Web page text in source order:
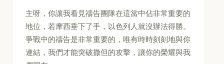
主呀，你讓我看見禱告團隊在這當中佔非常重要的
地位，若摩西垂下了手，以色列人就沒辦法得勝。
爭戰中的禱告是非常重要的，唯有時時刻刻地與你
連結，我們才能突破撒但的攻擊，讓你的榮耀與我